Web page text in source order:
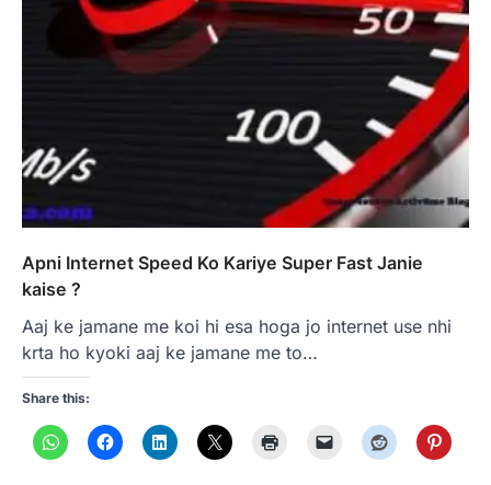
Apni Internet Speed Ko Kariye Super Fast Janie
kaise ?
Aaj ke jamane me koi hi esa hoga jo internet use nhi
krta ho kyoki aaj ke jamane me to…
Share this: